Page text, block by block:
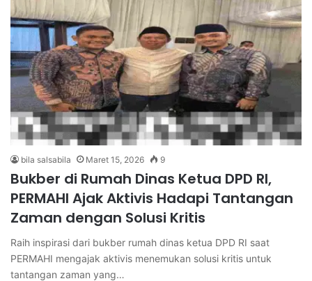
bila salsabila Maret 15, 2026 9
Bukber di Rumah Dinas Ketua DPD RI,
PERMAHI Ajak Aktivis Hadapi Tantangan
Zaman dengan Solusi Kritis
Raih inspirasi dari bukber rumah dinas ketua DPD RI saat
PERMAHI mengajak aktivis menemukan solusi kritis untuk
tantangan zaman yang…